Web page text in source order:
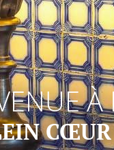
À
CŒUR